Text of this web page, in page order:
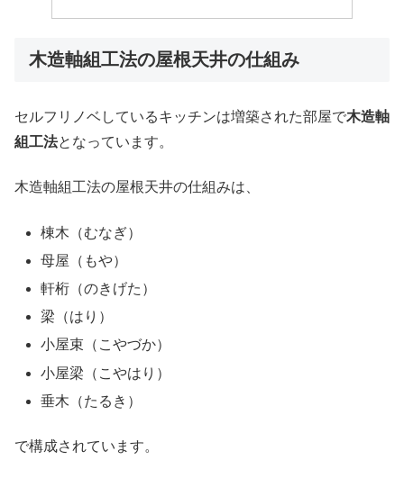
木造軸組工法の屋根天井の仕組み
セルフリノベしているキッチンは増築された部屋で木造軸
組工法となっています。
木造軸組工法の屋根天井の仕組みは、
棟木（むなぎ）
母屋（もや）
軒桁（のきげた）
梁（はり）
小屋束（こやづか）
小屋梁（こやはり）
垂木（たるき）
で構成されています。